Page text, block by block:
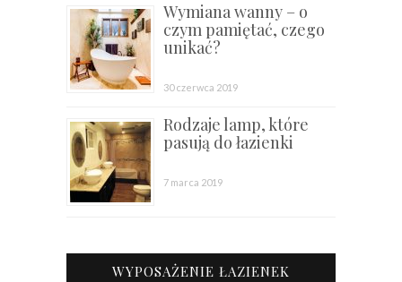
Wymiana wanny – o
czym pamiętać, czego
unikać?
30 czerwca 2019
Rodzaje lamp, które
pasują do łazienki
7 marca 2019
WYPOSAŻENIE ŁAZIENEK